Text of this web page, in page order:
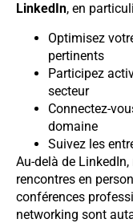
LinkedIn, en
Optimisez
pertinents
Participez
secteur
Connectez-
domaine
Suivez les
Au-delà de LinkedIn,
rencontres en
conférences
networking sont